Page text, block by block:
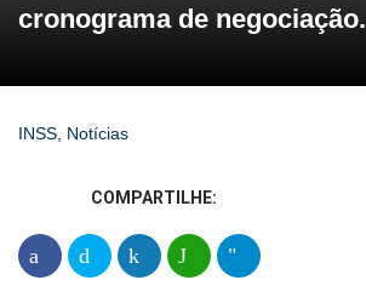
cronograma de negociação.
INSS, Notícias
COMPARTILHE: